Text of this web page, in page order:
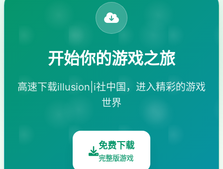
开始你的游戏之旅
高速下载illusion|i社中国，进入精彩的游戏
世界
免费下载
完整版游戏